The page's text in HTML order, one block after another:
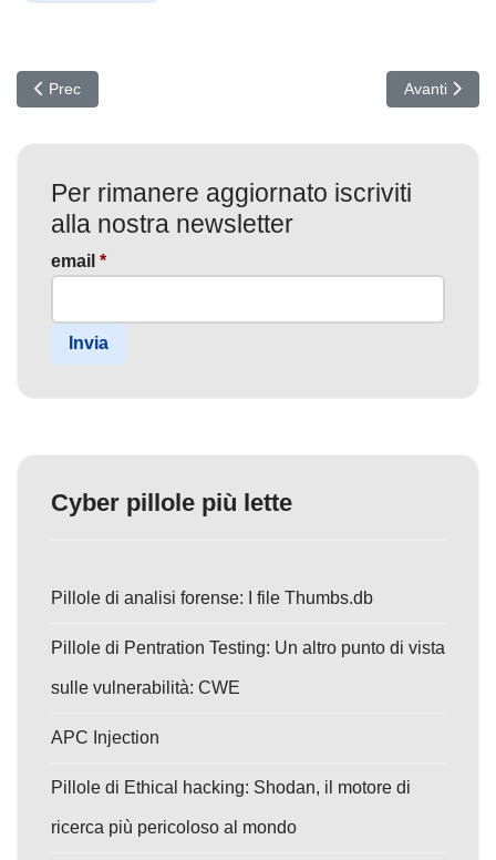
Articolo precedente: Allarme Supply Chain Open Source:
Prec Articolo
Avanti
Per rimanere aggiornato iscriviti
alla nostra newsletter
email *
Invia
Cyber pillole più lette
Pillole di analisi forense: I file Thumbs.db
Pillole di Pentration Testing: Un altro punto di vista
sulle vulnerabilità: CWE
APC Injection
Pillole di Ethical hacking: Shodan, il motore di
ricerca più pericoloso al mondo